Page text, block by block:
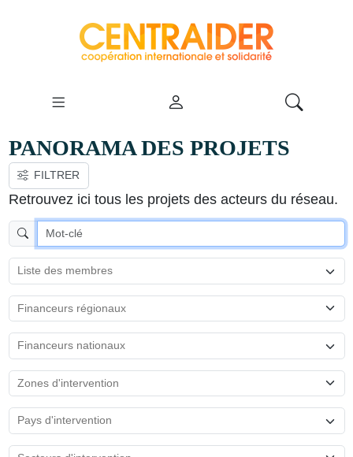
PANORAMA DES PROJETS
FILTRER
Retrouvez ici tous les projets des acteurs du réseau.